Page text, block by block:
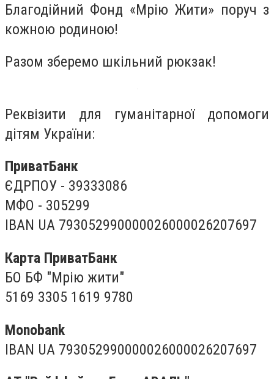
Благодійний Фонд «Мрію Жити» поруч з
кожною родиною!
Разом зберемо шкільний рюкзак!
Реквізити для гуманітарної допомоги
дітям України:
ПриватБанк
ЄДРПОУ - 39333086
МФО - 305299
IBAN UA 793052990000026000026207697
Карта ПриватБанк
БО БФ "Мрію жити"
5169 3305 1619 9780
Monobank
IBAN UA 793052990000026000026207697